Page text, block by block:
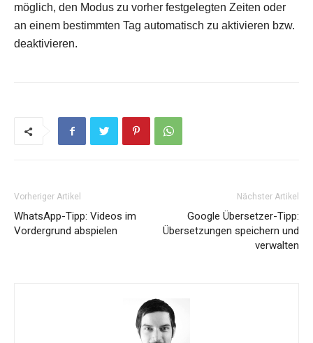
möglich, den Modus zu vorher festgelegten Zeiten oder
an einem bestimmten Tag automatisch zu aktivieren bzw.
deaktivieren.
Vorheriger Artikel
WhatsApp-Tipp: Videos im
Vordergrund abspielen
Nächster Artikel
Google Übersetzer-Tipp:
Übersetzungen speichern und
verwalten